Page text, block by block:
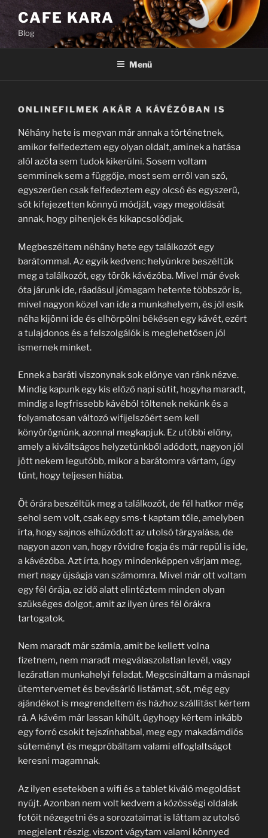
Tartalomhoz
CAFE KARA
Blog
Menü
ONLINEFILMEK AKÁR A KÁVÉZÓBAN IS
Néhány hete is megvan már annak a történetnek,
amikor felfedeztem egy olyan oldalt, aminek a hatása
alól azóta sem tudok kikerülni. Sosem voltam
semminek sem a függője, most sem erről van szó,
egyszerűen csak felfedeztem egy olcsó és egyszerű,
sőt kifejezetten könnyű módját, vagy megoldását
annak, hogy pihenjek és kikapcsolódjak.
Megbeszéltem néhány hete egy találkozót egy
barátommal. Az egyik kedvenc helyünkre beszéltük
meg a találkozót, egy török kávézóba. Mivel már évek
óta járunk ide, ráadásul jómagam hetente többször is,
mivel nagyon közel van ide a munkahelyem, és jól esik
néha kijönni ide és elhörpölni békésen egy kávét, ezért
a tulajdonos és a felszolgálók is meglehetősen jól
ismernek minket.
Ennek a baráti viszonynak sok előnye van ránk nézve.
Mindig kapunk egy kis előző napi sütit, hogyha maradt,
mindig a legfrissebb kávéból töltenek nekünk és a
folyamatosan változó wifijelszóért sem kell
könyörögnünk, azonnal megkapjuk. Ez utóbbi előny,
amely a kiváltságos helyzetünkből adódott, nagyon jól
jött nekem legutóbb, mikor a barátomra vártam, úgy
tűnt, hogy teljesen hiába.
Öt órára beszéltük meg a találkozót, de fél hatkor még
sehol sem volt, csak egy sms-t kaptam tőle, amelyben
írta, hogy sajnos elhúzódott az utolsó tárgyalása, de
nagyon azon van, hogy rövidre fogja és már repül is ide,
a kávézóba. Azt írta, hogy mindenképpen várjam meg,
mert nagy újságja van számomra. Mivel már ott voltam
egy fél órája, ez idő alatt elintéztem minden olyan
szükséges dolgot, amit az ilyen üres fél órákra
tartogatok.
Nem maradt már számla, amit be kellett volna
fizetnem, nem maradt megválaszolatlan levél, vagy
lezáratlan munkahelyi feladat. Megcsináltam a másnapi
ütemtervemet és bevásárló listámat, sőt, még egy
ajándékot is megrendeltem és házhoz szállítást kértem
rá. A kávém már lassan kihűlt, úgyhogy kértem inkább
egy forró csokit tejszínhabbal, meg egy makadámdiós
süteményt és megpróbáltam valami elfoglaltságot
keresni magamnak.
Az ilyen esetekben a wifi és a tablet kiváló megoldást
nyújt. Azonban nem volt kedvem a közösségi oldalak
fotóit nézegetni és a sorozataimat is láttam az utolsó
megjelent részig, viszont vágytam valami könnyed